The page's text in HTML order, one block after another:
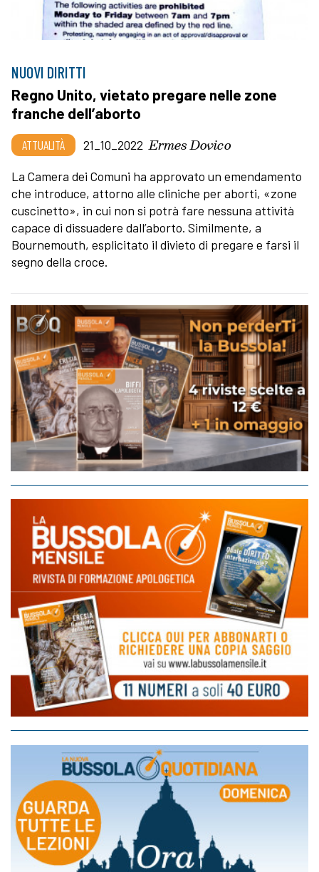
NUOVI DIRITTI
Regno Unito, vietato pregare nelle zone
franche dell’aborto
ATTUALITÀ 21_10_2022 Ermes Dovico
La Camera dei Comuni ha approvato un emendamento
che introduce, attorno alle cliniche per aborti, «zone
cuscinetto», in cui non si potrà fare nessuna attività
capace di dissuadere dall’aborto. Similmente, a
Bournemouth, esplicitato il divieto di pregare e farsi il
segno della croce.